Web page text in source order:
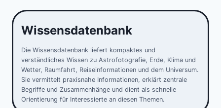
Wissensdatenbank
Die Wissensdatenbank liefert kompaktes und
verständliches Wissen zu Astrofotografie, Erde, Klima und
Wetter, Raumfahrt, Reiseinformationen und dem Universum.
Sie vermittelt praxisnahe Informationen, erklärt zentrale
Begriffe und Zusammenhänge und dient als schnelle
Orientierung für Interessierte an diesen Themen.